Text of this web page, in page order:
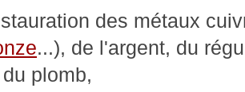
des métaux
...), de l'argent, du
plomb,